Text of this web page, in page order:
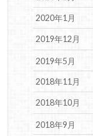
2020年1月
2019年12月
2019年5月
2018年11月
2018年10月
2018年9月